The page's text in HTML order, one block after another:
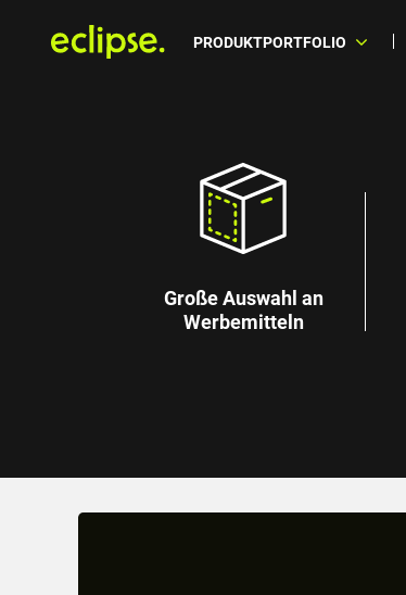
PRODUKTPORTFOLIO
Große Auswahl an
Werbemitteln